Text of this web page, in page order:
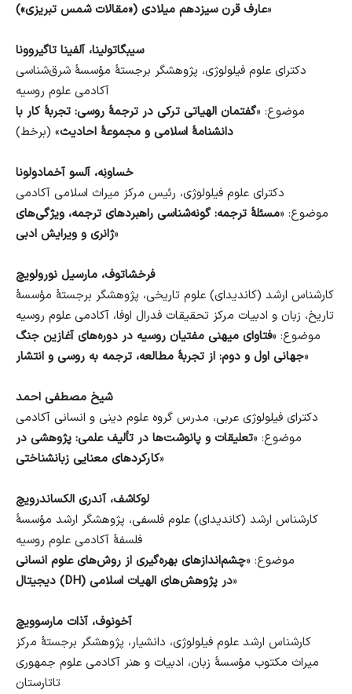
عارف قرن سیزدهم میلادی («مقالات شمس تبریزی»)»
سیبگاتولینا، آلفینا تاگیروونا
دکترای علوم فیلولوژی، پژوهشگر برجستهٔ مؤسسهٔ شرق‌شناسی
آکادمی علوم روسیه
موضوع: «گفتمان الهیاتی ترکی در ترجمهٔ روسی: تجربهٔ کار با
دانشنامهٔ اسلامی و مجموعهٔ احادیث» (برخط)
خساونِه، آلسو آخمادولونا
دکترای علوم فیلولوژی، رئیس مرکز میراث اسلامی آکادمی
موضوع: «مسئلهٔ ترجمه: گونه‌شناسی راهبردهای ترجمه، ویژگی‌های
ژانری و ویرایش ادبی»
فرخشاتوف، مارسیل نورولویچ
کارشناس ارشد (کاندیدای) علوم تاریخی، پژوهشگر برجستهٔ مؤسسهٔ
تاریخ، زبان و ادبیات مرکز تحقیقات فدرال اوفا، آکادمی علوم روسیه
موضوع: «فتاوای میهنی مفتیان روسیه در دوره‌های آغازین جنگ
جهانی اول و دوم: از تجربهٔ مطالعه، ترجمه به روسی و انتشار»
شیخ مصطفی احمد
دکترای فیلولوژی عربی، مدرس گروه علوم دینی و انسانی آکادمی
موضوع: «تعلیقات و پانوشت‌ها در تألیف علمی: پژوهشی در
کارکردهای معنایی زبانشناختی»
لوکاشف، آندری الکساندرویچ
کارشناس ارشد (کاندیدای) علوم فلسفی، پژوهشگر ارشد مؤسسهٔ
فلسفهٔ آکادمی علوم روسیه
موضوع: «چشم‌اندازهای بهره‌گیری از روش‌های علوم انسانی
دیجیتال (DH) در پژوهش‌های الهیات اسلامی»
آخونوف، آذات مارسوویچ
کارشناس ارشد علوم فیلولوژی، دانشیار، پژوهشگر برجستهٔ مرکز
میراث مکتوب مؤسسهٔ زبان، ادبیات و هنر آکادمی علوم جمهوری
تاتارستان